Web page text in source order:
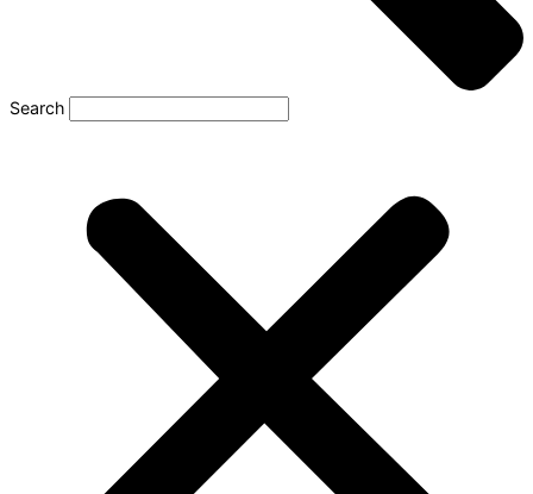
Search